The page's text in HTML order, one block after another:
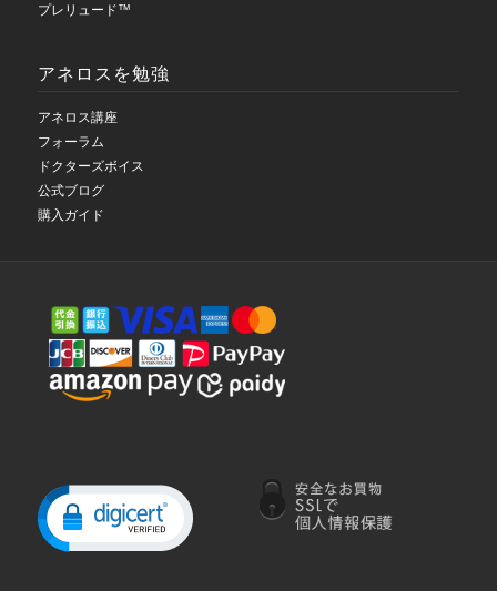
プレリュード™
アネロスを勉強
アネロス講座
フォーラム
ドクターズボイス
公式ブログ
購入ガイド